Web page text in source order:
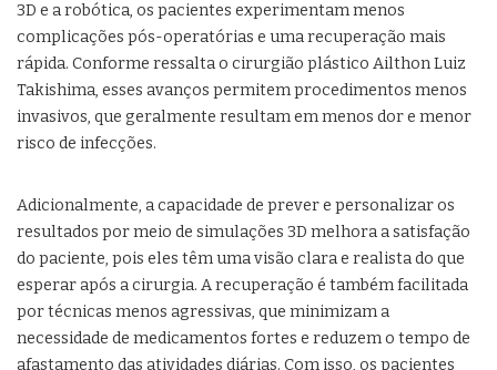
3D e a robótica, os pacientes experimentam menos
complicações pós-operatórias e uma recuperação mais
rápida. Conforme ressalta o cirurgião plástico Ailthon Luiz
Takishima, esses avanços permitem procedimentos menos
invasivos, que geralmente resultam em menos dor e menor
risco de infecções.
Adicionalmente, a capacidade de prever e personalizar os
resultados por meio de simulações 3D melhora a satisfação
do paciente, pois eles têm uma visão clara e realista do que
esperar após a cirurgia. A recuperação é também facilitada
por técnicas menos agressivas, que minimizam a
necessidade de medicamentos fortes e reduzem o tempo de
afastamento das atividades diárias. Com isso, os pacientes